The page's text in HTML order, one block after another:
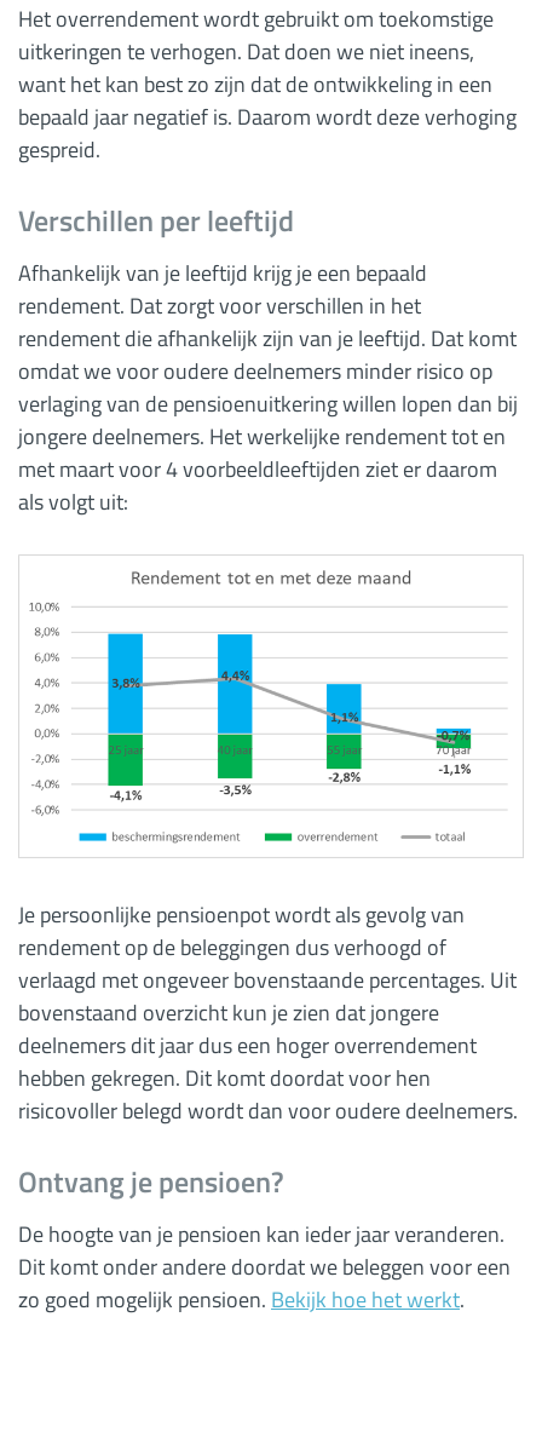
Het overrendement wordt gebruikt om toekomstige
uitkeringen te verhogen. Dat doen we niet ineens,
want het kan best zo zijn dat de ontwikkeling in een
bepaald jaar negatief is. Daarom wordt deze verhoging
gespreid.
Verschillen per leeftijd
Afhankelijk van je leeftijd krijg je een bepaald
rendement. Dat zorgt voor verschillen in het
rendement die afhankelijk zijn van je leeftijd. Dat komt
omdat we voor oudere deelnemers minder risico op
verlaging van de pensioenuitkering willen lopen dan bij
jongere deelnemers. Het werkelijke rendement tot en
met maart voor 4 voorbeeldleeftijden ziet er daarom
als volgt uit:
Je persoonlijke pensioenpot wordt als gevolg van
rendement op de beleggingen dus verhoogd of
verlaagd met ongeveer bovenstaande percentages. Uit
bovenstaand overzicht kun je zien dat jongere
deelnemers dit jaar dus een hoger overrendement
hebben gekregen. Dit komt doordat voor hen
risicovoller belegd wordt dan voor oudere deelnemers.
Ontvang je pensioen?
De hoogte van je pensioen kan ieder jaar veranderen.
Dit komt onder andere doordat we beleggen voor een
zo goed mogelijk pensioen. Bekijk hoe het werkt.